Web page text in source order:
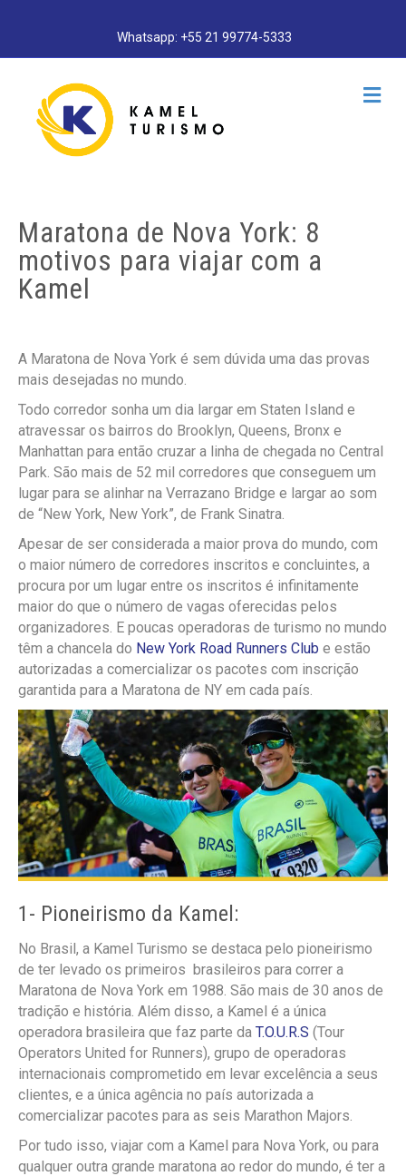
Whatsapp: +55 21 99774-5333
M
e
Maratona de Nova York: 8
motivos para viajar com a
Kamel
A Maratona de Nova York é sem dúvida uma das provas
mais desejadas no mundo.
Todo corredor sonha um dia largar em Staten Island e
atravessar os bairros do Brooklyn, Queens, Bronx e
Manhattan para então cruzar a linha de chegada no Central
Park. São mais de 52 mil corredores que conseguem um
lugar para se alinhar na Verrazano Bridge e largar ao som
de “New York, New York”, de Frank Sinatra.
Apesar de ser considerada a maior prova do mundo, com
o maior número de corredores inscritos e concluintes, a
procura por um lugar entre os inscritos é infinitamente
maior do que o número de vagas oferecidas pelos
organizadores. E poucas operadoras de turismo no mundo
têm a chancela do New York Road Runners Club e estão
autorizadas a comercializar os pacotes com inscrição
garantida para a Maratona de NY em cada país.
1- Pioneirismo da Kamel:
No Brasil, a Kamel Turismo se destaca pelo pioneirismo
de ter levado os primeiros brasileiros para correr a
Maratona de Nova York em 1988. São mais de 30 anos de
tradição e história. Além disso, a Kamel é a única
operadora brasileira que faz parte da T.O.U.R.S (Tour
Operators United for Runners), grupo de operadoras
internacionais comprometido em levar excelência a seus
clientes, e a única agência no país autorizada a
comercializar pacotes para as seis Marathon Majors.
Por tudo isso, viajar com a Kamel para Nova York, ou para
qualquer outra grande maratona ao redor do mundo, é ter a